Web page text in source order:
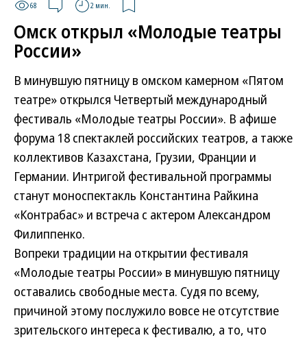
68 2 мин.
Омск открыл «Молодые театры
России»
В минувшую пятницу в омском камерном «Пятом
театре» открылся Четвертый международный
фестиваль «Молодые театры России». В афише
форума 18 спектаклей российских театров, а также
коллективов Казахстана, Грузии, Франции и
Германии. Интригой фестивальной программы
станут моноспектакль Константина Райкина
«Контрабас» и встреча с актером Александром
Филиппенко.
Вопреки традиции на открытии фестиваля
«Молодые театры России» в минувшую пятницу
оставались свободные места. Судя по всему,
причиной этому послужило вовсе не отсутствие
зрительского интереса к фестивалю, а то, что